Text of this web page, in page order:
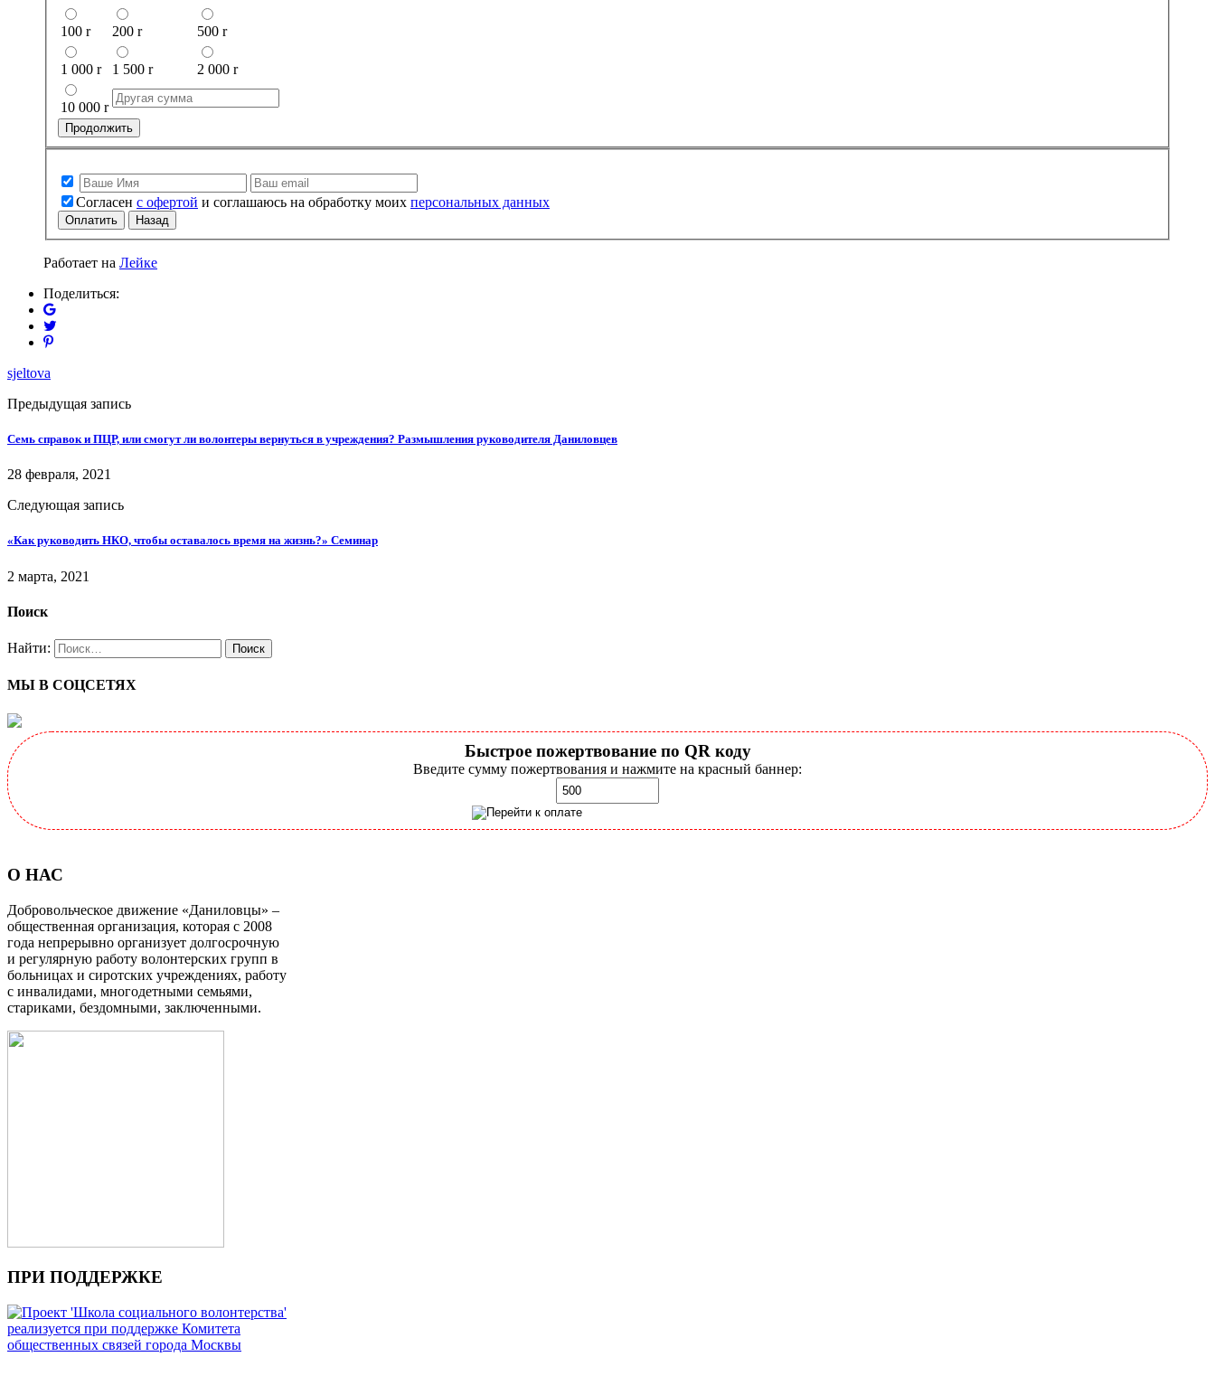
100 r 200 r 500 r
1 000 r 1 500 r 2 000 r
10 000 r
Продолжить
Согласен с офертой и соглашаюсь на обработку моих персональных данных
Оплатить Назад
Работает на Лейке
Поделиться:
sjeltova
Предыдущая запись
Семь справок и ПЦР, или смогут ли волонтеры вернуться в учреждения? Размышления руководителя Даниловцев
28 февраля, 2021
Следующая запись
«Как руководить НКО, чтобы оставалось время на жизнь?» Семинар
2 марта, 2021
Поиск
Найти:
МЫ В СОЦСЕТЯХ
Быстрое пожертвование по QR коду
Введите сумму пожертвования и нажмите на красный баннер:
О НАС
Добровольческое движение «Даниловцы» –
общественная организация, которая с 2008
года непрерывно организует долгосрочную
и регулярную работу волонтерских групп в
больницах и сиротских учреждениях, работу
с инвалидами, многодетными семьями,
стариками, бездомными, заключенными.
ПРИ ПОДДЕРЖКЕ